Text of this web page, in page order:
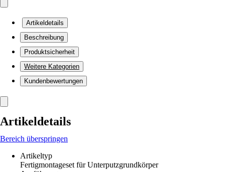
Artikeldetails
Beschreibung
Produktsicherheit
Weitere Kategorien
Kundenbewertungen
Artikeldetails
Bereich überspringen
Artikeltyp
Fertigmontageset für Unterputzgrundkörper